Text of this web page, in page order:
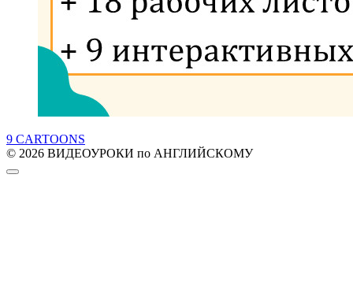
9 CARTOONS
© 2026 ВИДЕОУРОКИ по АНГЛИЙСКОМУ